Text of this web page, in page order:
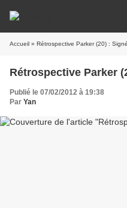
Accueil » Rétrospective Parker (20) :
Rétrospective Parker
Publié le 07/02/2012 à 19:38
Par Yan